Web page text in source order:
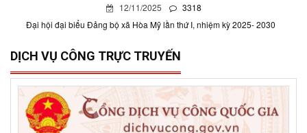
12/11/2025
3318
Đại hội đại biểu Đảng bộ xã Hòa Mỹ lần thứ I, nhiệm kỳ 2025- 2030
DỊCH VỤ CÔNG TRỰC TRUYẾN